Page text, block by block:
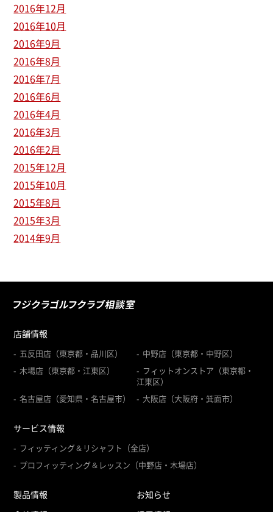
2016年12月
2016年10月
2016年9月
2016年8月
2016年7月
2016年6月
2016年4月
2016年3月
2016年2月
2015年12月
2015年10月
2015年8月
2015年3月
2014年9月
店舗情報
五反田店（東京都・品川区）
中野店（東京都・中野区）
木場店（東京都・江東区）
フィットオンストア（東京都・
江東区）
名古屋店（愛知県・名古屋市）
大阪店（大阪府・箕面市）
サービス情報
フィッティング＆リシャフト（全店）
プロフィッティング＆レッスン（中野店・木場店）
製品情報
お知らせ